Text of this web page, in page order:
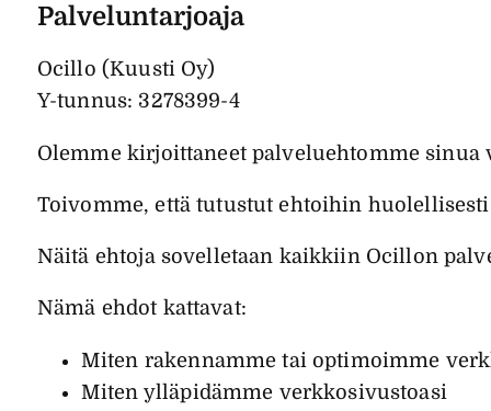
Palveluntarjoaja
Ocillo (Kuusti Oy)
Y-tunnus: 3278399-4
Olemme kirjoittaneet palveluehtomme sinua
Toivomme, että tutustut ehtoihin
Näitä ehtoja sovelletaan kaikkiin Ocillon
Nämä ehdot kattavat:
Miten rakennamme tai optimoimme
Miten ylläpidämme verkkosivustoasi